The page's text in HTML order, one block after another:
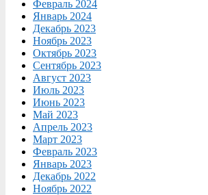
Февраль 2024
Январь 2024
Декабрь 2023
Ноябрь 2023
Октябрь 2023
Сентябрь 2023
Август 2023
Июль 2023
Июнь 2023
Май 2023
Апрель 2023
Март 2023
Февраль 2023
Январь 2023
Декабрь 2022
Ноябрь 2022